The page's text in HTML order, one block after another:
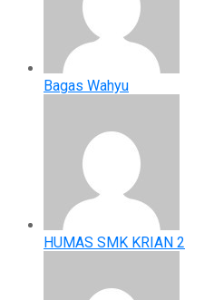
Bagas Wahyu
HUMAS SMK KRIAN 2